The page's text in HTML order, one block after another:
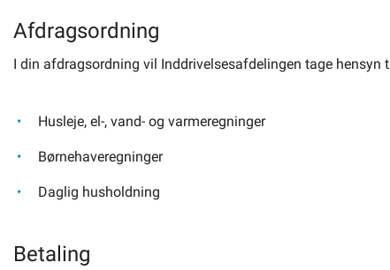
Afdragsordning
I din afdragsordning vil Inddrivelsesafdelingen tage
Husleje, el-, vand- og varmeregninger
Børnehaveregninger
Daglig husholdning
Betaling